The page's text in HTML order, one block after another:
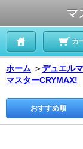
マ
カ
ホーム ＞デュエル
マスターCRYMAX!
おすすめ順